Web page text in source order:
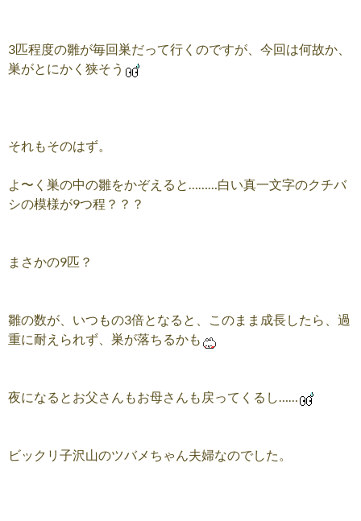
3匹程度の雛が毎回巣だって行くのですが、今回は何故か、
巣がとにかく狭そう
それもそのはず。
よ〜く巣の中の雛をかぞえると………白い真一文字のクチバ
シの模様が9つ程？？？
まさかの9匹？
雛の数が、いつもの3倍となると、このまま成長したら、過
重に耐えられず、巣が落ちるかも
夜になるとお父さんもお母さんも戻ってくるし……
ビックリ子沢山のツバメちゃん夫婦なのでした。